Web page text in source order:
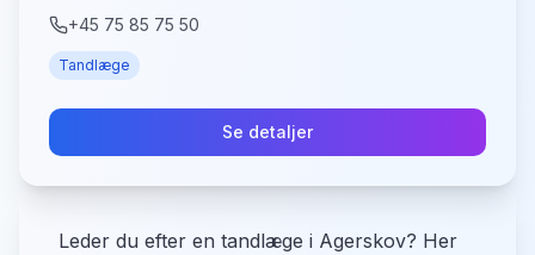
+45 75 85 75 50
Tandlæge
Se detaljer
Leder du efter en tandlæge i Agerskov? Her